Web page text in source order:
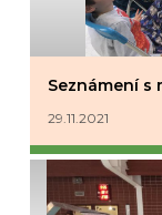
Seznámení s
29.11.2021